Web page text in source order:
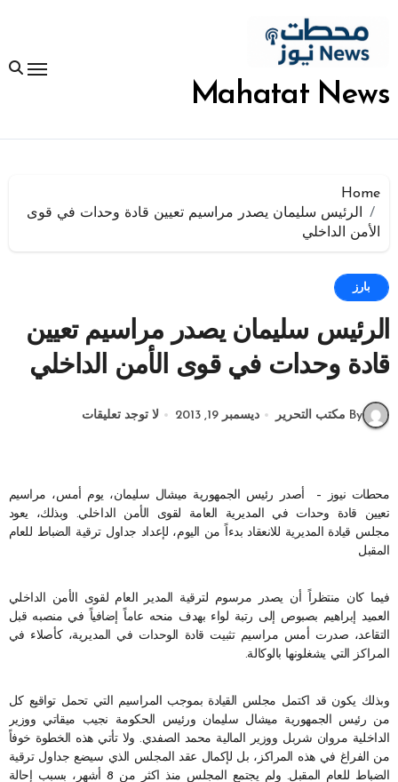
المحتوى
Mahatat News
Home
الرئيس سليمان يصدر مراسيم تعيين قادة وحدات في قوى
الأمن الداخلي
بارز
الرئيس سليمان يصدر مراسيم تعيين
قادة وحدات في قوى الأمن الداخلي
By مكتب التحرير ديسمبر 19, 2013 لا توجد تعليقات
محطات نيوز – أصدر رئيس الجمهورية ميشال سليمان، يوم أمس، مراسيم
تعيين قادة وحدات في المديرية العامة لقوى الأمن الداخلي. وبذلك، يعود
مجلس قيادة المديرية للانعقاد بدءاً من اليوم، لإعداد جداول ترقية الضباط للعام
المقبل
فيما كان منتظراً أن يصدر مرسوم لترقية المدير العام لقوى الأمن الداخلي
العميد إبراهيم بصبوص إلى رتبة لواء بهدف منحه عاماً إضافياً في منصبه قبل
التقاعد، صدرت أمس مراسيم تثبيت قادة الوحدات في المديرية، كأصلاء في
المراكز التي يشغلونها بالوكالة.
وبذلك يكون قد اكتمل مجلس القيادة بموجب المراسيم التي تحمل تواقيع كل
من رئيس الجمهورية ميشال سليمان ورئيس الحكومة نجيب ميقاتي ووزير
الداخلية مروان شربل ووزير المالية محمد الصفدي. ولا تأتي هذه الخطوة خوفاً
من الفراغ في هذه المراكز، بل لإكمال عقد المجلس الذي سيضع جداول ترقية
الضباط للعام المقبل. ولم يجتمع المجلس منذ اكثر من 8 أشهر، بسبب إحالة